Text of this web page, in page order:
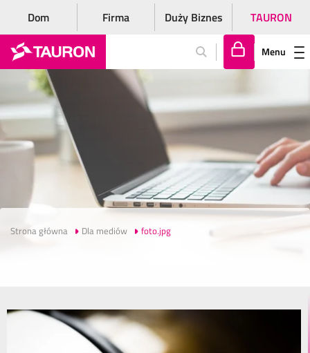
Dom Firma Duży Biznes TAURON
lo
gu
j
si
ę
Menu
Strona główna Dla mediów foto.jpg